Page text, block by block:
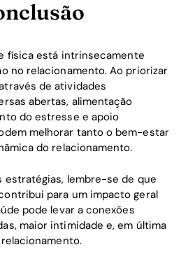
física está intrinsecamente
no relacionamento. Ao priorizar
de atividades
abertas, alimentação
do estresse e apoio
melhorar tanto o bem-estar
do relacionamento.
estratégias, lembre-se de que
para um impacto geral
pode levar a conexões
maior intimidade e, em última